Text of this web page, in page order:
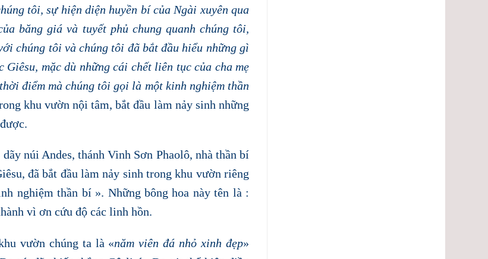
tôi, sự hiện diện huyền bí của Ngài xuyên qua
băng giá và tuyết phủ chung quanh chúng tôi,
chúng tôi và chúng tôi đã bắt đầu hiểu những gì
mặc dù những cái chết liên tục của cha mẹ
điểm mà chúng tôi gọi là một kinh nghiệm thần
khu vườn nội tâm, bắt đầu làm nảy sinh những
núi Andes, thánh Vinh Sơn Phaolô, nhà thần bí
đã bắt đầu làm nảy sinh trong khu vườn riêng
nghiệm thần bí ». Những bông hoa này tên là :
vì ơn cứu độ các linh hồn.
vườn chúng ta là «năm viên đá nhỏ xinh đẹp»